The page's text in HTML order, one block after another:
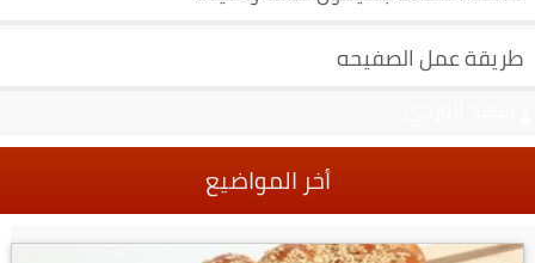
طريقة عمل الصفيحه
أخر المواضيع